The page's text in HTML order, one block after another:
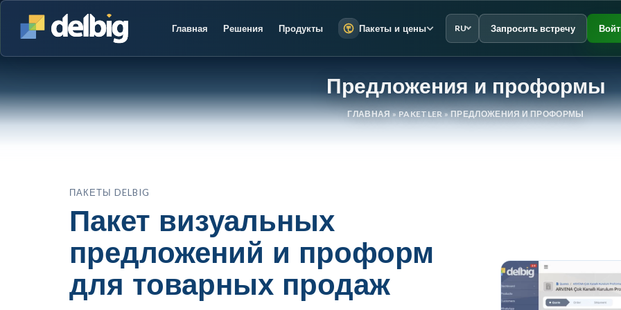
Главная Решения Продукты Пакеты и цены RU Запросить встречу
Предложения и проформы
ГЛАВНАЯ»PAKETLER»ПРЕДЛОЖЕНИЯ И ПРОФОРМЫ
ПАКЕТЫ DELBIG
Пакет визуальных
предложений и проформ
для товарных продаж